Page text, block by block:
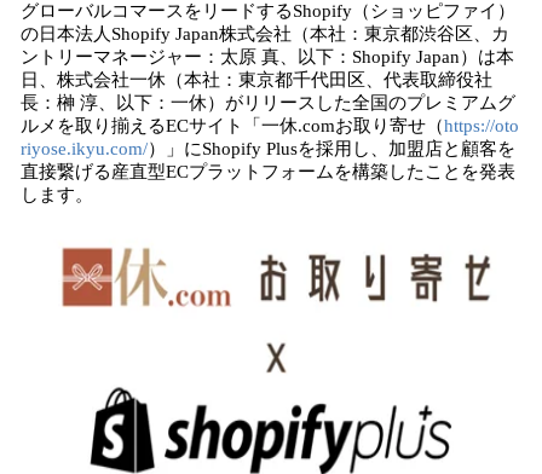
！
数
を
読
み
込
み
中
グローバルコマースをリードするShopify（ショッピファイ）
の日本法人Shopify Japan株式会社（本社：東京都渋谷区、カ
ントリーマネージャー：太原 真、以下：Shopify Japan）は本
日、株式会社一休（本社：東京都千代田区、代表取締役社
長：榊 淳、以下：一休）がリリースした全国のプレミアムグ
ルメを取り揃えるECサイト「一休.comお取り寄せ（https://oto
riyose.ikyu.com/）」にShopify Plusを採用し、加盟店と顧客を
直接繋げる産直型ECプラットフォームを構築したことを発表
します。